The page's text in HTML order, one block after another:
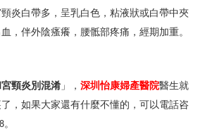
炎白帶多，呈乳白色，粘液狀或白帶中夾
，伴外陰瘙癢，腰骶部疼痛，經期加重。
頸炎別混淆 」， 深圳怡康婦產醫院醫生就
，如果大家還有什麼不懂的，可以電話咨
。